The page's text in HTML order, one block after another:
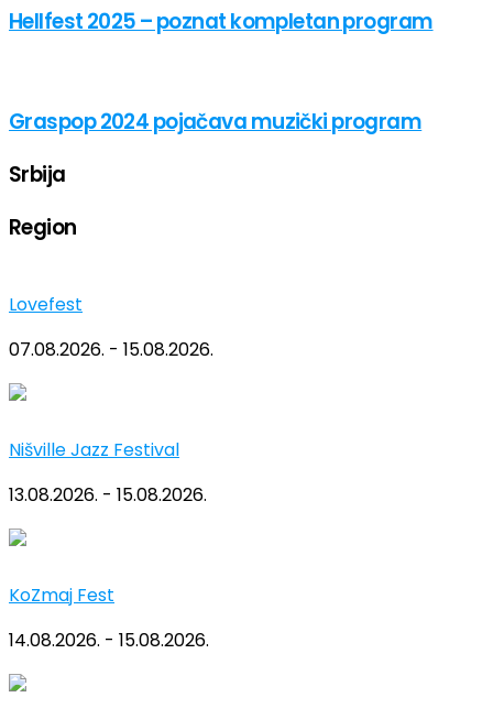
Hellfest 2025 – poznat kompletan program
Graspop 2024 pojačava muzički program
Srbija
Region
Lovefest
07.08.2026. - 15.08.2026.
Nišville Jazz Festival
13.08.2026. - 15.08.2026.
KoZmaj Fest
14.08.2026. - 15.08.2026.